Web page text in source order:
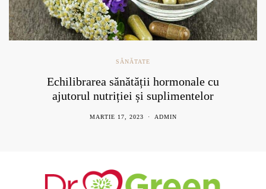
SĂNĂTATE
Echilibrarea sănătății hormonale cu
ajutorul nutriției și suplimentelor
MARTIE 17, 2023 ADMIN